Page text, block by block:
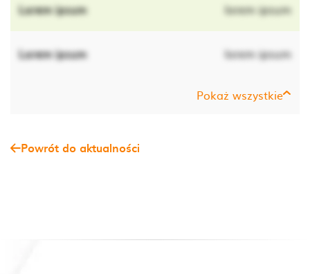
Lorem ipsum lorem ipsum
Lorem ipsum lorem ipsum
Pokaż wszystkie
Powrót do aktualności